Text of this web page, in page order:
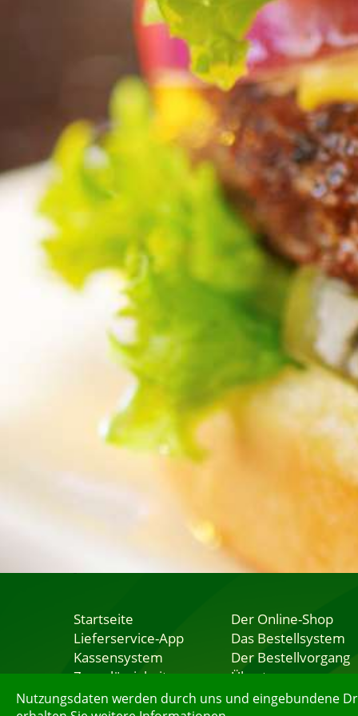
Nutzungsdaten werden durch uns und eingebundene
Startseite
Lieferservice-App
Kassensystem
Zuverlässigkeit
Sicherheit
Der Online-Shop
Das Bestellsystem
Der Bestellvorgang
Übertragung
Testshop